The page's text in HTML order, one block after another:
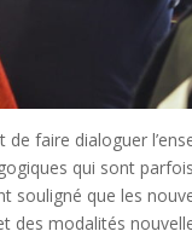
faire dialoguer
qui sont
souligné que les
des modalités